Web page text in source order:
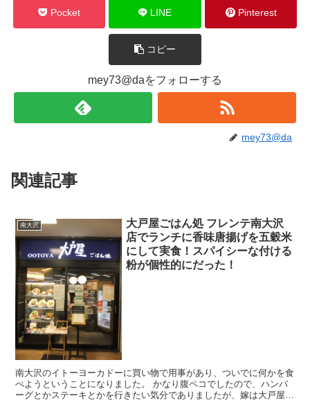
Pocket LINE Pinterest
コピー
mey73@daをフォローする
mey73@da
関連記事
南大沢
大戸屋ごはん処 フレンテ南大沢
店でランチに香味唐揚げを五穀米
にして実食！スパイシーな付ける
粉が個性的にだった！
南大沢のイトーヨーカドーに買い物で用事があり、ついでに何かを食
べようということになりました。 かなり腹ペコでしたので、ハンバ
ーグとかステーキとかを行きたい気分でありましたが、嫁は大戸屋が